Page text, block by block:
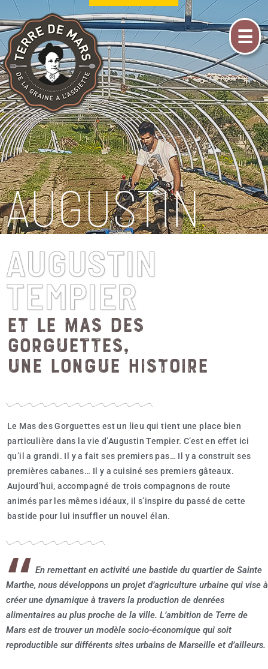
☰
AUGUSTIN
AUGUSTIN
TEMPIER
et le mas des
Gorguettes,
une longue histoire
Le Mas des Gorguettes est un lieu qui tient une place bien
particulière dans la vie d’Augustin Tempier. C’est en effet ici
qu’il a grandi. Il y a fait ses premiers pas… Il y a construit ses
premières cabanes… Il y a cuisiné ses premiers gâteaux.
Aujourd’hui, accompagné de trois compagnons de route
animés par les mêmes idéaux, il s’inspire du passé de cette
bastide pour lui insuffler un nouvel élan.
En remettant en activité une bastide du quartier de Sainte
Marthe, nous développons un projet d’agriculture urbaine qui vise à
créer une dynamique à travers la production de denrées
alimentaires au plus proche de la ville. L’ambition de Terre de
Mars est de trouver un modèle socio-économique qui soit
reproductible sur différents sites urbains de Marseille et d’ailleurs.